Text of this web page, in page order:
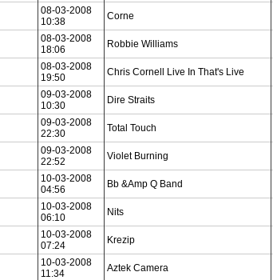
08-03-2008
10:38
Corne
08-03-2008
18:06
Robbie Williams
08-03-2008
19:50
Chris Cornell Live In That's Live
09-03-2008
10:30
Dire Straits
09-03-2008
22:30
Total Touch
09-03-2008
22:52
Violet Burning
10-03-2008
04:56
Bb &Amp Q Band
10-03-2008
06:10
Nits
10-03-2008
07:24
Krezip
10-03-2008
11:34
Aztek Camera